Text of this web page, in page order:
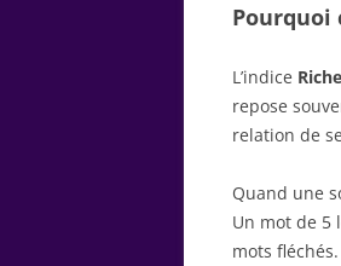
Pourquoi
L’indice
repose
relation de
Quand une
Un mot de 5
mots fléchés.